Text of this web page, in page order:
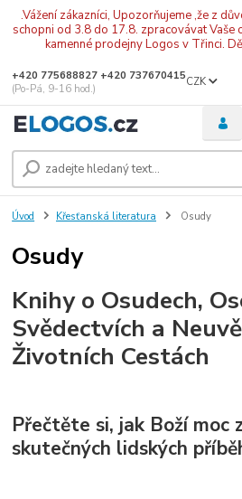
.Vážení zákazníci, Upozorňujeme ,že z
schopni od 3.8 do 17.8. zpracovávat Vaše
kamenné prodejny Logos v Třinci.
CZK
+420 775688827 +420 737670415
(Po-Pá, 9-16 hod.)
Úvod Křesťanská literatura Osudy
Osudy
Knihy o Osudech,
Svědectvích a
Životních Cestách
Přečtěte si, jak Boží moc
skutečných lidských